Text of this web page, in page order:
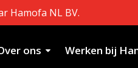
Hamofa NL BV.
ons Werken bij